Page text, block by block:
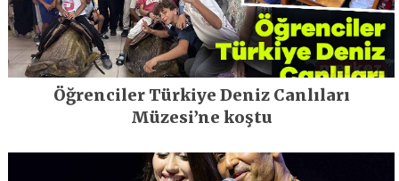
Öğrenciler Türkiye Deniz Canlıları
Müzesi’ne koştu